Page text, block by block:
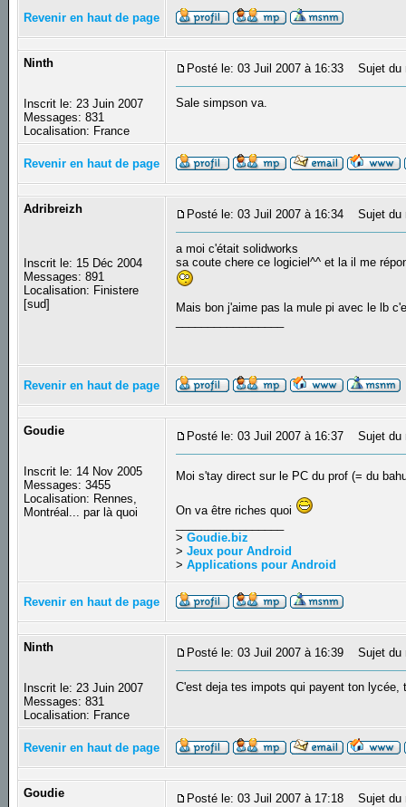
Revenir en haut de page
Ninth
Inscrit le: 23 Juin 2007
Messages: 831
Localisation: France
Posté le: 03 Juil 2007 à 16:33 Sujet du
Sale simpson va.
Revenir en haut de page
Adribreizh
Inscrit le: 15 Déc 2004
Messages: 891
Localisation: Finistere
[sud]
Posté le: 03 Juil 2007 à 16:34 Sujet du
a moi c'était solidworks
sa coute chere ce logiciel^^ et la il me
Mais bon j'aime pas la mule pi avec le lb
Revenir en haut de page
Goudie
Inscrit le: 14 Nov 2005
Messages: 3455
Localisation: Rennes,
Montréal... par là quoi
Posté le: 03 Juil 2007 à 16:37 Sujet du
Moi s'tay direct sur le PC du prof (= du
On va être riches quoi
>Goudie.biz
>Jeux pour Android
>Applications pour Android
Revenir en haut de page
Ninth
Inscrit le: 23 Juin 2007
Messages: 831
Localisation: France
Posté le: 03 Juil 2007 à 16:39 Sujet du
C'est deja tes impots qui payent ton
Revenir en haut de page
Goudie Posté le: 03 Juil 2007 à 17:18 Sujet du